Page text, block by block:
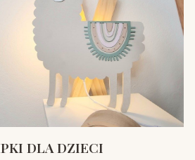
DLA DZIECI